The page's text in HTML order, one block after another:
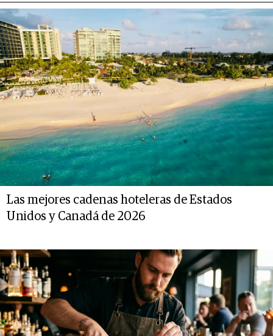
Las mejores cadenas hoteleras de Estados
Unidos y Canadá de 2026